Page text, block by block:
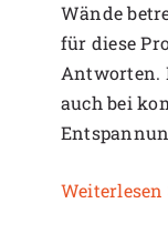
Wände
für diese
Antworten.
auch bei
Weiterlesen